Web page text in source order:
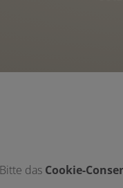
Bitte das Cookie-